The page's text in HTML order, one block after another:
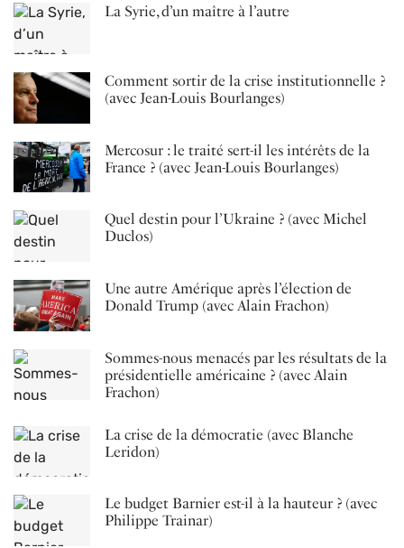
La Syrie, d’un maître à l’autre
Comment sortir de la crise institutionnelle ?
(avec Jean-Louis Bourlanges)
Mercosur : le traité sert-il les intérêts de la
France ? (avec Jean-Louis Bourlanges)
Quel destin pour l’Ukraine ? (avec Michel
Duclos)
Une autre Amérique après l’élection de
Donald Trump (avec Alain Frachon)
Sommes-nous menacés par les résultats de la
présidentielle américaine ? (avec Alain
Frachon)
La crise de la démocratie (avec Blanche
Leridon)
Le budget Barnier est-il à la hauteur ? (avec
Philippe Trainar)